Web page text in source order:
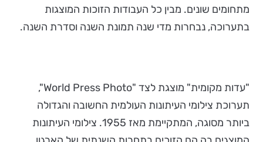
מתחומים שונים. מבין כל העבודות הזוכות המוצגות
בתערוכה, נבחרות מדי שנה תמונת השנה וסדרת השנה.
"עדות מקומית" מוצגת לצד "World Press Photo",
תערוכת צילומי העיתונות העולמית החשובה והגדולה
ביותר מסוגה, המתקיימת מאז 1955. צילומי העיתונות